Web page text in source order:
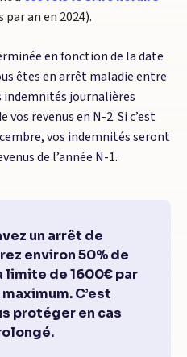
an en 2024).
en fonction de la date
êtes en arrêt maladie entre
indemnités journalières
revenus en N-2. Si c’est
vos indemnités seront
de l’année N-1.
un arrêt de
environ 50% de
limite de 1600€ par
C’est
protéger en cas